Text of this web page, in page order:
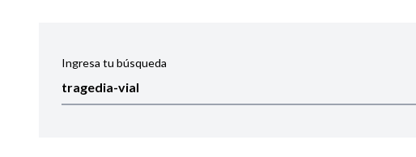
Ingresa tu búsqueda